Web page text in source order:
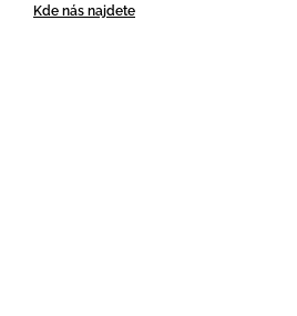
Kde nás najdete